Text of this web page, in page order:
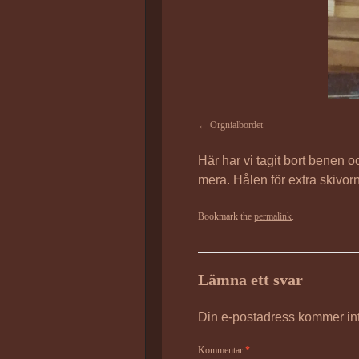
Orgnialbordet
Här har vi tagit bort benen
mera. Hålen för extra
Bookmark the permalink.
Lämna ett svar
Din e-postadress kommer
Kommentar *